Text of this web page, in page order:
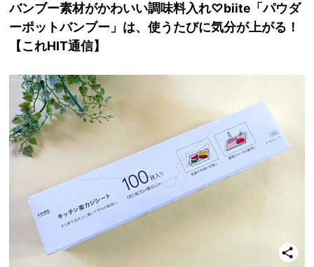
バンブー素材がかわいい調味料入れ♡biite「パウダ
ーポットバンブー」は、使うたびに気分が上がる！
【これHIT通信】